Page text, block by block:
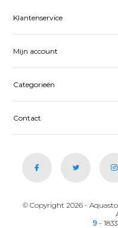
Klantenservice
Mijn account
Categorieën
Contact
© Copyright 2026 -
9 -